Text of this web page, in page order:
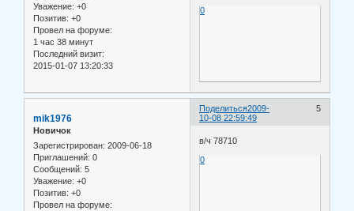
Уважение: +0
Позитив: +0
Провел на форуме:
1 час 38 минут
Последний визит:
2015-01-07 13:20:33
0
Поделиться 5
2009-
10-08 22:59:49
mik1976
Новичок
Зарегистрирован: 2009-06-18
Приглашений: 0
Сообщений: 5
Уважение: +0
Позитив: +0
Провел на форуме:
в/ч 78710
0